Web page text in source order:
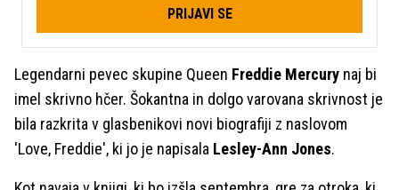
PRIJAVI SE
Legendarni pevec skupine Queen Freddie Mercury naj bi
imel skrivno hčer. Šokantna in dolgo varovana skrivnost je
bila razkrita v glasbenikovi novi biografiji z naslovom
'Love, Freddie', ki jo je napisala Lesley-Ann Jones.